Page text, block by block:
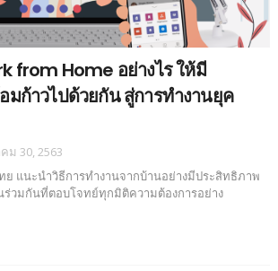
from Home อย่างไร ให้มี
มก้าวไปด้วยกัน สู่การทำงานยุค
ม 30, 2563
ย แนะนำวิธีการทำงานจากบ้านอย่างมีประสิทธิภาพ
ร่วมกันที่ตอบโจทย์ทุกมิติความต้องการอย่าง